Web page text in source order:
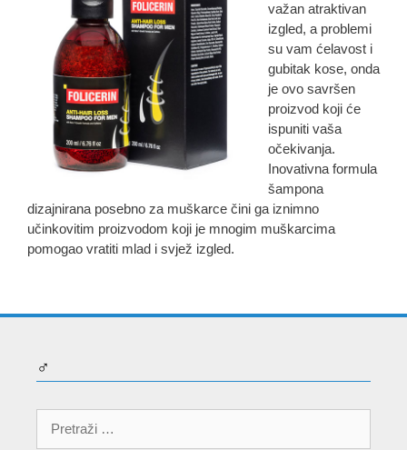
važan atraktivan
izgled, a problemi
su vam ćelavost i
gubitak kose, onda
je ovo savršen
proizvod koji će
ispuniti vaša
očekivanja.
Inovativna formula
šampona
dizajnirana posebno za muškarce čini ga iznimno
učinkovitim proizvodom koji je mnogim muškarcima
pomogao vratiti mlad i svjež izgled.
♂
Pretraži: